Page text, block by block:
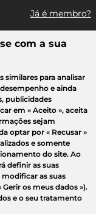
Já é membro?
venda...
Criança Beleza
com a sua
para analisar
e ainda
publicidades
em « Aceito », aceita
sejam
optar por « Recusar »
e somente
do site. Ao
definir as suas
as suas
os meus dados »).
e o seu tratamento